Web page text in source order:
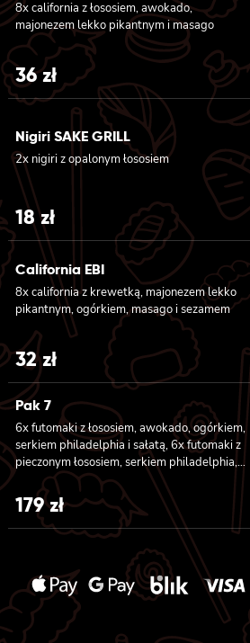
8x california z łososiem, awokado,
majonezem lekko pikantnym i masago
36zł
Nigiri SAKE GRILL
2x nigiri z opalonym łososiem
18zł
California EBI
8x california z krewetką, majonezem lekko
pikantnym, ogórkiem, masago i sezamem
32zł
Pak 7
6x futomaki z łososiem, awokado, ogórkiem,
serkiem philadelphia i sałatą, 6x futomaki z
pieczonym łososiem, serkiem philadelphia,
awokado, ogórkiem, kanpyo, sałatą, sosem
teriyaki i sezamem, 6x futomaki z krewetką
w tempurze, ogórkiem, sałatą i majonezem
lekko pikantnym, 8x hosomaki z łososiem, 8x
hosomaki z ogórkiem, 8x california z
łososiem, ogórkiem, serkiem philadelphia,
awokado i masago, 8x california z krewetką,
majonezem lekko pikantnym, awokado,
ogórkiem, masago i sezamem, 2x nigiri z
łososiem, 2x nigiri z tuńczykiem, 2x nigiri z
179zł